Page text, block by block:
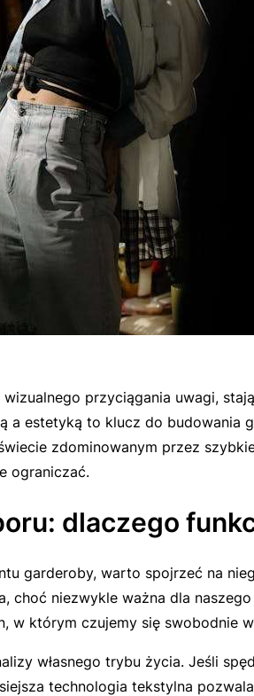
wizualnego przyciągania uwagi,
a estetyką to klucz do
zdominowanym przez
ograniczać.
dlaczego
garderoby, warto spojrzeć na
choć niezwykle ważna dla
którym czujemy się swobodnie
własnego trybu życia. Jeśli
technologia tekstylna